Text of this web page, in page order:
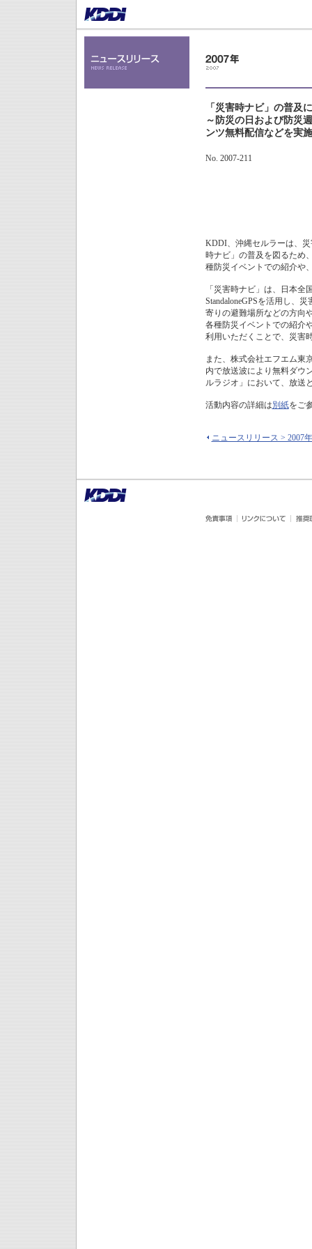
「災害時ナビ」の普及
～防災の日および防災
ンツ無料配信などを実
No. 2007-211
KDDI、沖縄セルラーは、
時ナビ」の普及を図るため
種防災イベントでの紹介や
「災害時ナビ」は、日本
StandaloneGPSを活用し、
寄りの避難場所などの方向
各種防災イベントでの紹介
利用いただくことで、災害
また、株式会社エフエム東
内で放送波により無料ダウ
ルラジオ」において、放送
活動内容の詳細は別紙をご
ニュースリリース > 2007年